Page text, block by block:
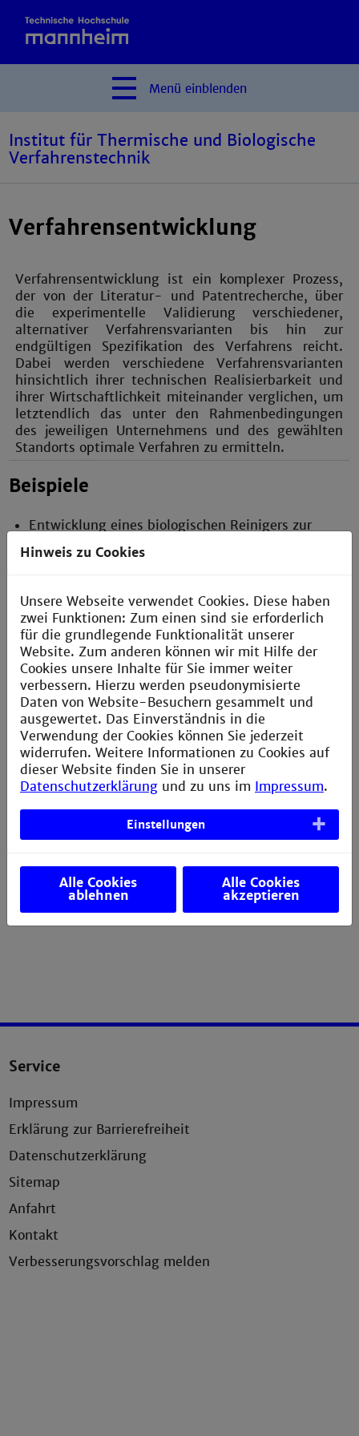
Menü einblenden
Institut für Thermische und Biologische
Verfahrenstechnik
Verfahrensentwicklung
Verfahrensentwicklung ist ein komplexer Prozess,
der von der Literatur- und Patentrecherche, über
die experimentelle Validierung verschiedener,
alternativer Verfahrensvarianten bis hin zur
endgültigen Spezifikation des Verfahrens reicht.
Dabei werden verschiedene Verfahrensvarianten
hinsichtlich ihrer technischen Realisierbarkeit und
ihrer Wirtschaftlichkeit miteinander verglichen, um
letztendlich das unter den Rahmenbedingungen
des jeweiligen Unternehmens und des gewählten
Standorts optimale Verfahren zu ermitteln.
Beispiele
Entwicklung eines biologischen Reinigers zur
Nuten
Entwicklung eines Notfallwasserkoffers für die
IWAO International Water Aid Organisation
Foto: Technische Hochschule Mannheim
Foto: Dr. Isabell Sommer
Service
Impressum
Erklärung zur Barrierefreiheit
Datenschutzerklärung
Sitemap
Anfahrt
Kontakt
Verbesserungsvorschlag melden
Hinweis zu Cookies
Unsere Webseite verwendet Cookies. Diese haben
zwei Funktionen: Zum einen sind sie erforderlich
für die grundlegende Funktionalität unserer
Website. Zum anderen können wir mit Hilfe der
Cookies unsere Inhalte für Sie immer weiter
verbessern. Hierzu werden pseudonymisierte
Daten von Website-Besuchern gesammelt und
ausgewertet. Das Einverständnis in die
Verwendung der Cookies können Sie jederzeit
widerrufen. Weitere Informationen zu Cookies auf
dieser Website finden Sie in unserer
Datenschutzerklärung und zu uns im Impressum.
Einstellungen
Alle Cookies
ablehnen
Alle Cookies
akzeptieren